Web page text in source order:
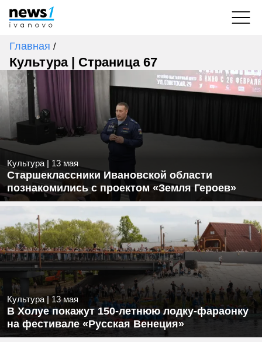
Главная /
Культура | Страница 67
Культура |13 мая
Старшеклассники Ивановской области
познакомились с проектом «Земля Героев»
Культура | 13 мая
В Холуе покажут 150-летнюю лодку-фараонку
на фестивале «Русская Венеция»